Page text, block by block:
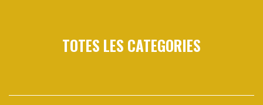
TOTES LES CATEGORIES